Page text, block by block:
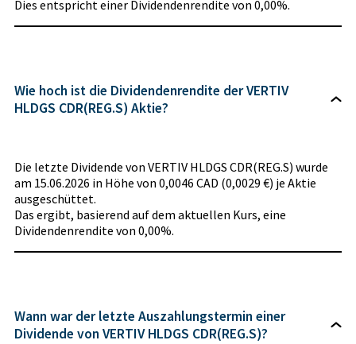
Dies entspricht einer Dividendenrendite von 0,00%.
Wie hoch ist die Dividendenrendite der VERTIV
HLDGS CDR(REG.S) Aktie?
Die letzte Dividende von VERTIV HLDGS CDR(REG.S) wurde
am 15.06.2026 in Höhe von 0,0046 CAD (0,0029 €) je Aktie
ausgeschüttet.
Das ergibt, basierend auf dem aktuellen Kurs, eine
Dividendenrendite von 0,00%.
Wann war der letzte Auszahlungstermin einer
Dividende von VERTIV HLDGS CDR(REG.S)?